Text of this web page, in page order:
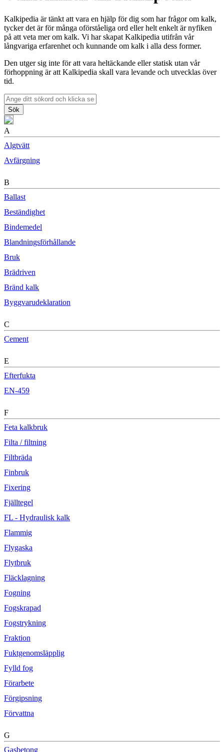
Kalkipedia är tänkt att vara en hjälp för dig som har frågor om kalk,
tycker det är för många oförståeliga ord eller helt enkelt är nyfiken
på att veta mer om kalk. Vi har skapat Kalkipedia utifrån vår
långvariga erfarenhet och kunnande om kalk i alla dess former.
Den utger sig inte för att vara heltäckande eller statisk utan vår
förhoppning är att Kalkipedia skall vara levande och utvecklas över
tid.
Sök
A
Algtvätt
Avfärgning
B
Ballast
Beständighet
Bindemedel
Blandningsförhållande
Bruk
Brädriven
Bränd kalk
Byggvarudeklaration
C
Cement
E
Efterfukta
EN-459
F
Feta kalkbruk
Filta / filtning
Filtbräda
Finbruk
Fixering
Fjälltegel
FL - Hydraulisk kalk
Flammig
Flygaska
Flytbruk
Fläcklagning
Fogning
Fogskrapad
Fogstrykning
Fraktion
Fuktgenomsläpplig
Fylld fog
Förarbete
Förgipsning
Förvattna
G
Gasbetong